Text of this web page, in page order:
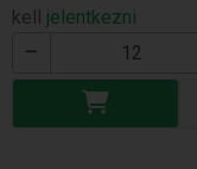
kell jelentkezni